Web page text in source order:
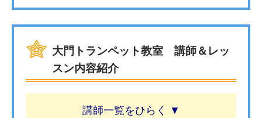
大門トランペット教室 講師＆レッ
スン内容紹介
講師一覧